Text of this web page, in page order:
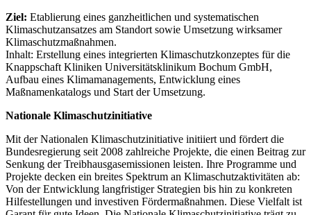
Ziel: Etablierung eines ganzheitlichen und systematischen
Klimaschutzansatzes am Standort sowie Umsetzung wirksamer
Klimaschutzmaßnahmen.
Inhalt: Erstellung eines integrierten Klimaschutzkonzeptes für die
Knappschaft Kliniken Universitätsklinikum Bochum GmbH,
Aufbau eines Klimamanagements, Entwicklung eines
Maßnamenkatalogs und Start der Umsetzung.
Nationale Klimaschutzinitiative
Mit der Nationalen Klimaschutzinitiative initiiert und fördert die
Bundesregierung seit 2008 zahlreiche Projekte, die einen Beitrag zur
Senkung der Treibhausgasemissionen leisten. Ihre Programme und
Projekte decken ein breites Spektrum an Klimaschutzaktivitäten ab:
Von der Entwicklung langfristiger Strategien bis hin zu konkreten
Hilfestellungen und investiven Fördermaßnahmen. Diese Vielfalt ist